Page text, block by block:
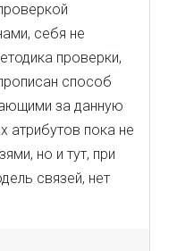
себя не
проверки,
способ
за данную
атрибутов пока не
но и тут, при
связей, нет